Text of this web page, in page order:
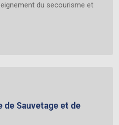
du secourisme et
de Sauvetage et de